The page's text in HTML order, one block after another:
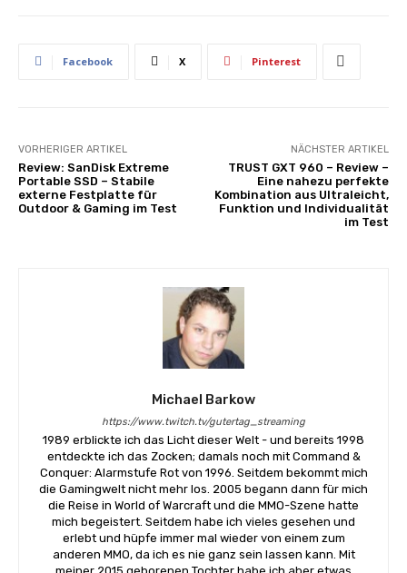
Facebook X Pinterest
VORHERIGER ARTIKEL
Review: SanDisk Extreme
Portable SSD – Stabile
externe Festplatte für
Outdoor & Gaming im Test
NÄCHSTER ARTIKEL
TRUST GXT 960 – Review –
Eine nahezu perfekte
Kombination aus Ultraleicht,
Funktion und Individualität
im Test
Michael Barkow
https://www.twitch.tv/gutertag_streaming
1989 erblickte ich das Licht dieser Welt - und bereits 1998
entdeckte ich das Zocken; damals noch mit Command &
Conquer: Alarmstufe Rot von 1996. Seitdem bekommt mich
die Gamingwelt nicht mehr los. 2005 begann dann für mich
die Reise in World of Warcraft und die MMO-Szene hatte
mich begeistert. Seitdem habe ich vieles gesehen und
erlebt und hüpfe immer mal wieder von einem zum
anderen MMO, da ich es nie ganz sein lassen kann. Mit